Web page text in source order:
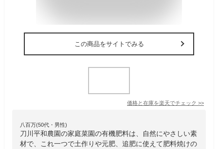
この商品をサイトでみる
価格と在庫を楽天でチェック >>
八百万(50代・男性)
刀川平和農園の家庭菜園の有機肥料は、自然にやさしい素
材で、これ一つで土作りや元肥、追肥に使えて肥料焼けの